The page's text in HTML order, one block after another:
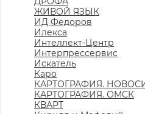
ЖИВОЙ ЯЗЫК
ИД Федоров
Илекса
Интеллект-Центр
Интерпрессервис
Искатель
Каро
КАРТОГРАФИЯ.
КАРТОГРАФИЯ. ОМСК
КВАРТ